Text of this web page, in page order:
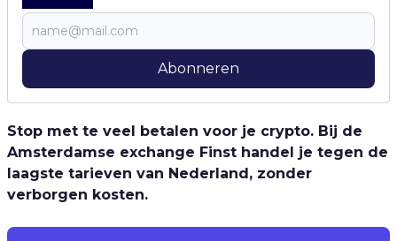
Abonneren
Stop met te veel betalen voor je crypto. Bij de
Amsterdamse exchange Finst handel je tegen de
laagste tarieven van Nederland, zonder
verborgen kosten.